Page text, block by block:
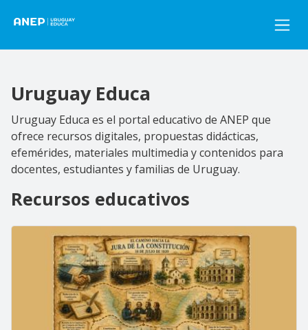
Uruguay Educa
Uruguay Educa es el portal educativo de ANEP que
ofrece recursos digitales, propuestas didácticas,
efemérides, materiales multimedia y contenidos para
docentes, estudiantes y familias de Uruguay.
Recursos educativos